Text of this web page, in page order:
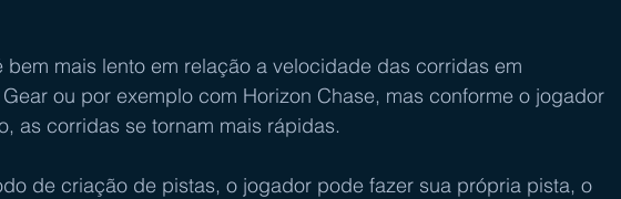
bem mais lento em relação a velocidade das corridas em
ou por exemplo com Horizon Chase, mas conforme o jogador
as corridas se tornam mais rápidas.
de criação de pistas, o jogador pode fazer sua própria pista, o